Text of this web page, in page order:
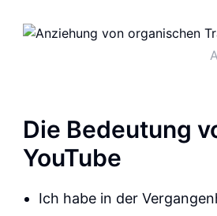
Die Bedeutung
YouTube
Ich habe in der